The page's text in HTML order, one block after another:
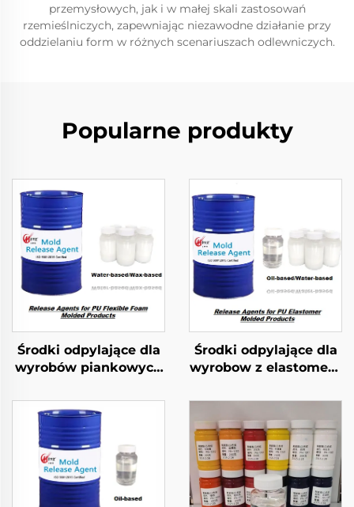
przemysłowych, jak i w małej skali zastosowań
rzemieślniczych, zapewniając niezawodne działanie przy
oddzielaniu form w różnych scenariuszach odlewniczych.
Popularne produkty
Środki odpylające dla
wyrobów piankowych
elastycznej
Środki odpylające dla
wyrobow z elastomeru